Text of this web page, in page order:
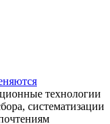
технологии
систематизации